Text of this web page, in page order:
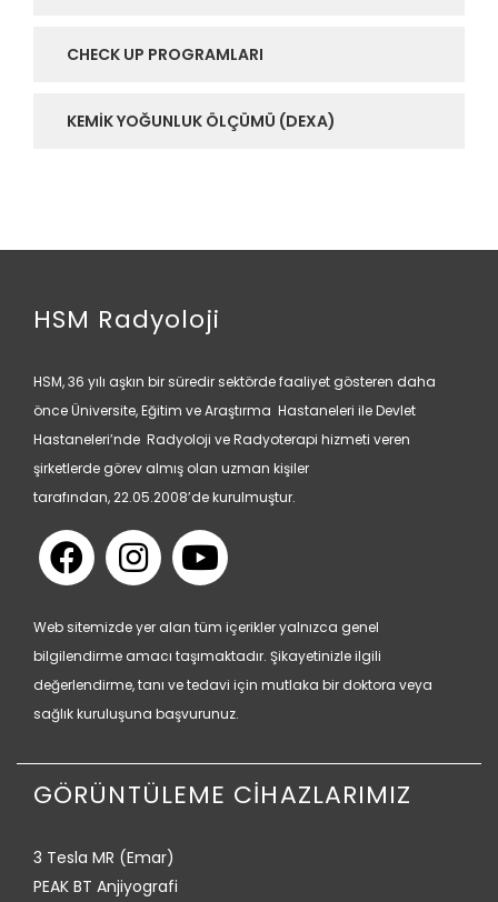
CHECK UP PROGRAMLARI
KEMIK YOĞUNLUK ÖLÇÜMÜ (DEXA)
HSM Radyoloji
HSM, 36 yılı aşkın bir süredir sektörde faaliyet gösteren daha
önce Üniversite, Eğitim ve Araştırma Hastaneleri ile Devlet
Hastaneleri’nde Radyoloji ve Radyoterapi hizmeti veren
şirketlerde görev almış olan uzman kişiler
tarafından, 22.05.2008’de kurulmuştur.
Web sitemizde yer alan tüm içerikler yalnızca genel
bilgilendirme amacı taşımaktadır. Şikayetinizle ilgili
değerlendirme, tanı ve tedavi için mutlaka bir doktora veya
sağlık kuruluşuna başvurunuz.
GÖRÜNTÜLEME CİHAZLARIMIZ
3 Tesla MR (Emar)
PEAK BT Anjiyografi